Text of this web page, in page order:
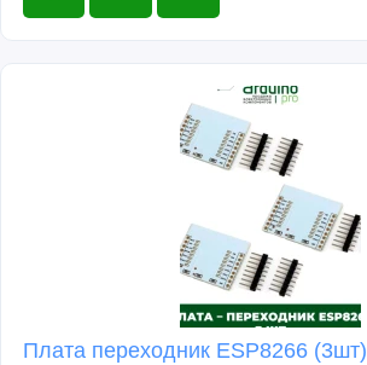
Плата переходник ESP8266 (3шт)